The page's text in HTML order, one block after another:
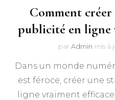
Comment
publicité en ligne
par Admin mis à
Dans un monde
est féroce, créer une
ligne vraiment